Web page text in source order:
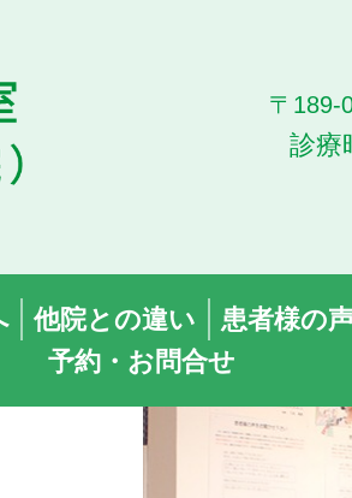
〒189-
診療
他院との違い 患者様の
予約・お問合せ